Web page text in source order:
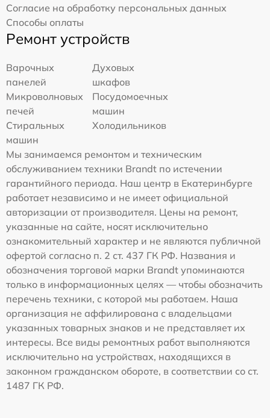
Согласие на обработку персональных данных
Способы оплаты
Ремонт устройств
Варочных
панелей
Духовых
шкафов
Микроволновых
печей
Посудомоечных
машин
Стиральных
машин
Холодильников
Мы занимаемся ремонтом и техническим
обслуживанием техники Brandt по истечении
гарантийного периода. Наш центр в Екатеринбурге
работает независимо и не имеет официальной
авторизации от производителя. Цены на ремонт,
указанные на сайте, носят исключительно
ознакомительный характер и не являются публичной
офертой согласно п. 2 ст. 437 ГК РФ. Названия и
обозначения торговой марки Brandt упоминаются
только в информационных целях — чтобы обозначить
перечень техники, с которой мы работаем. Наша
организация не аффилирована с владельцами
указанных товарных знаков и не представляет их
интересы. Все виды ремонтных работ выполняются
исключительно на устройствах, находящихся в
законном гражданском обороте, в соответствии со ст.
1487 ГК РФ.